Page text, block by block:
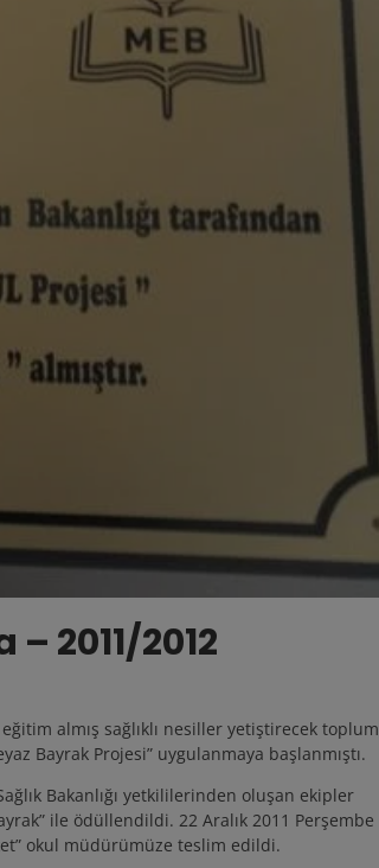
2011/2012
almış sağlıklı nesiller yetiştirecek toplum
Bayrak Projesi” uygulanmaya başlanmıştı.
Bakanlığı yetkililerinden oluşan ekipler
ile ödüllendildi. 22 Aralık 2011 Perşembe
okul müdürümüze teslim edildi.